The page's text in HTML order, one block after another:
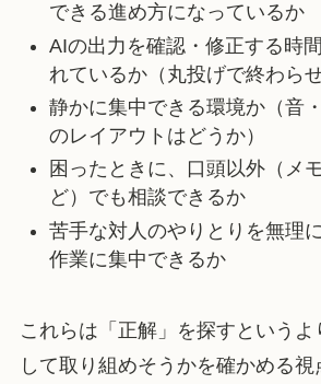
できる進め方になっているか
AIの出力を確認・修正する時
れているか（丸投げで終わらせ
静かに集中できる環境か（音
のレイアウトはどうか）
困ったときに、口頭以外（メ
ど）でも相談できるか
苦手な対人のやりとりを無理
作業に集中できるか
これらは「正解」を探すという
して取り組めそうかを確かめる